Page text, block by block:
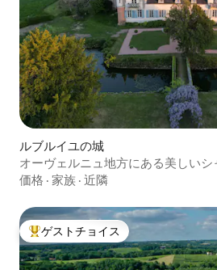
ルブルイユの城
オーヴェルニュ地方にある美しいシ
ワリエ
価格 · 家族 · 近隣
大好評のゲストチョイスです。
ゲストチョイス